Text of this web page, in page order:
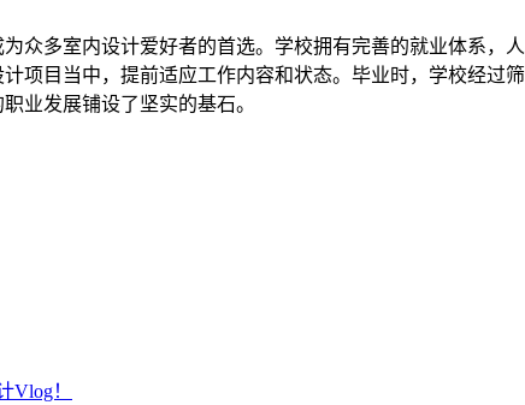
众多室内设计爱好者的首选。学校拥有完善的就业体系
项目当中，提前适应工作内容和状态。毕业时，学校经
业发展铺设了坚实的基石。
Vlog！